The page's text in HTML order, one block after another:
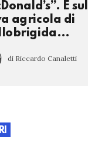
E
agricola di
di Riccardo Canaletti